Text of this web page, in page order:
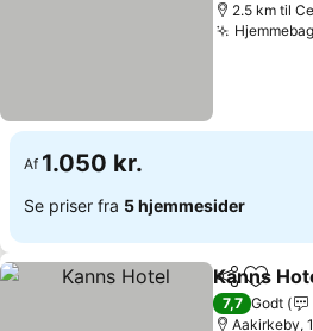
2.5 km til
Af 1.050 kr.
Se priser fra 5 hjemmesider
Del Føj til
Kanns
7,7 Godt
Aakirkeby,